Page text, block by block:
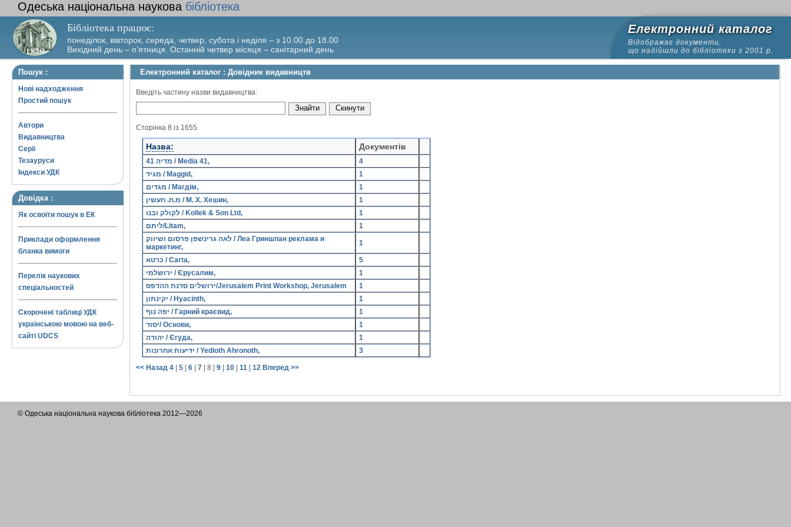
Одеська національна наукова бібліотека
Бібліотека працює:
понеділок, вівторок, середа, четвер, субота і неділя – з 10.00 до 18.00
Вихідний день – п’ятниця. Останній четвер місяця – санітарний день
Електронний каталог
Відображає документи,
що надійшли до бібліотеки з 2001 р.
Пошук :
Нові надходження
Простий пошук
Автори
Видавництва
Серії
Тезауруси
Індекси УДК
Довідка :
Як освоїти пошук в ЕК
Приклади оформлення
бланка вимоги
Перелік наукових
спеціальностей
Скорочені таблиці УДК
українською мовою на веб-
сайті UDCS
Електронний каталог : Довідник видавництв
Введіть частину назви видавництва:
Сторінка 8 із 1655
Назва: Документів
מדיה 41 / Media 41,
4
מגיד / Maggid,
1
מגדים / Магдім,
1
מ.ח. חעשין / М. Х. Хешин,
1
לקולק ובנו / Kollek & Son Ltd,
1
ליתם/Litam,
1
לאה גרינשפן פרסום ושיווק / Леа Гриншпан реклама и
маркетинг,
1
כרטא / Carta,
5
ירושלמי / Єрусалим,
1
ירושלים סדנת ההדפס/Jerusalem Print Workshop, Jerusalem
1
יקינתון / Hyacinth,
1
יפה נוף / Гарний краєвид,
1
יסוד/ Основи,
1
יהודה / Єгуда,
1
ידיעות אחרונות / Yedioth Ahronoth,
3
<< Назад 4 5 6 7 8 9 10 11 12 Вперед >>
© Одеська національна наукова бібліотека 2012—2026